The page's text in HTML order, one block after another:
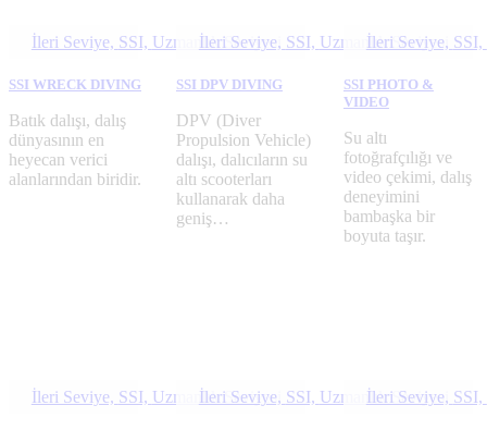
İleri Seviye, SSI, Uzmanlık Seviyesi
SSI WRECK DIVING
Batık dalışı, dalış
dünyasının en
heyecan verici
alanlarından biridir.
İleri Seviye, SSI, Uzmanlık Seviyesi
SSI DPV DIVING
DPV (Diver
Propulsion Vehicle)
dalışı, dalıcıların su
altı scooterları
kullanarak daha
geniş…
İleri Seviye, SSI,
SSI PHOTO &
VIDEO
Su altı
fotoğrafçılığı ve
video çekimi, dalış
deneyimini
bambaşka bir
boyuta taşır.
İleri Seviye, SSI, Uzmanlık Seviyesi
İleri Seviye, SSI, Uzmanlık Seviyesi
İleri Seviye, SSI,